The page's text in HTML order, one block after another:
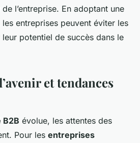
l’entreprise. En adoptant une
entreprises peuvent éviter les
potentiel de succès dans le
et tendances
B2B évolue, les attentes des
Pour les entreprises